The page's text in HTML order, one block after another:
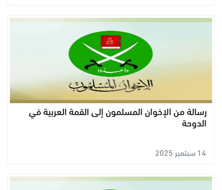
رسالة من الإخوان المسلمون إلى القمة العربية في
الدوحة
14 سبتمبر 2025